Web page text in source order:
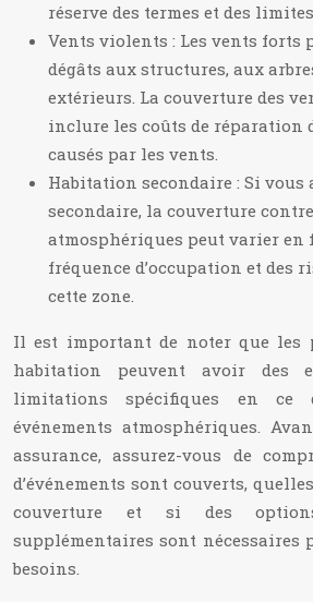
réserve des termes et des
Vents violents : Les vents forts
dégâts aux structures, aux
extérieurs. La couverture des
inclure les coûts de réparation
causés par les vents.
Habitation secondaire : Si vous
secondaire, la couverture
atmosphériques peut varier en
fréquence d’occupation et des
cette zone.
Il est important de noter que les
habitation peuvent avoir des
limitations spécifiques en ce
événements atmosphériques.
assurance, assurez-vous de
d’événements sont couverts,
couverture et si des
supplémentaires sont nécessaires
besoins.